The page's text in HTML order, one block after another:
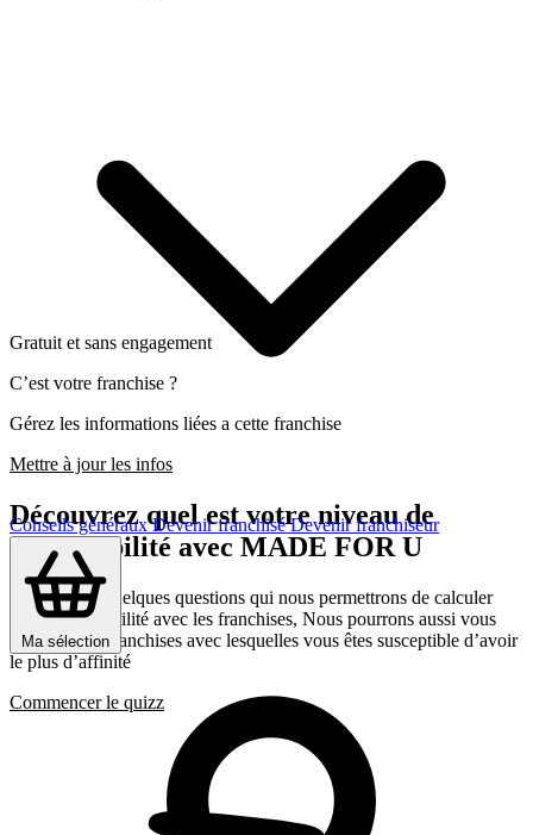
Conseils générauxDevenir franchiséDevenir franchiseur
Ma sélection
Gratuit et sans engagement
C’est votre franchise ?
Gérez les informations liées a cette franchise
Mettre à jour les infos
Découvrez quel est votre niveau de
compatibilité avec MADE FOR U
Répondez a quelques questions qui nous permettrons de calculer
votre compatibilité avec les franchises, Nous pourrons aussi vous
présenter les franchises avec lesquelles vous êtes susceptible d’avoir
le plus d’affinité
Commencer le quizz